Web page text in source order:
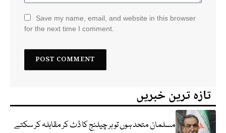
Save my name, email, and website in this browser
for the next time I comment.
تازہ ترین خبریں
مسلمان متحد ہوں تو ہر چیلنج کا ڈٹ کر مقابلہ کر سکتے